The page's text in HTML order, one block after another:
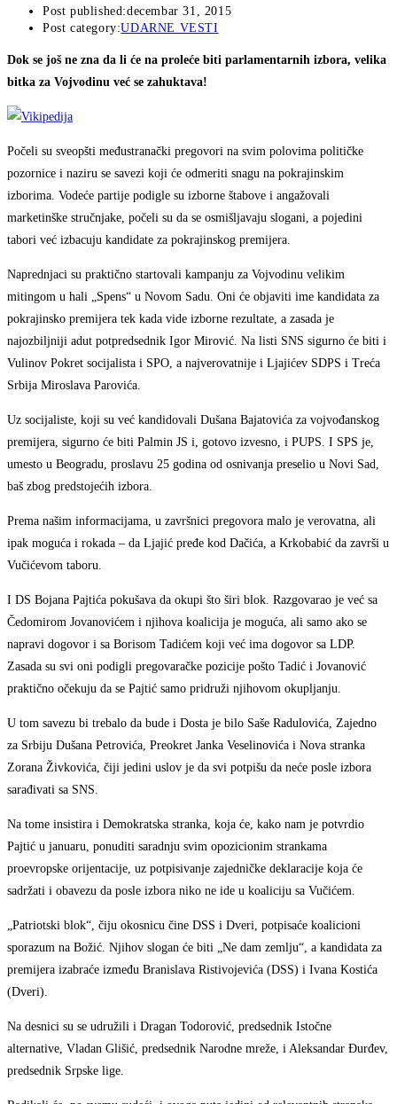
Post published:decembar 31, 2015
Post category:UDARNE VESTI
Dok se još ne zna da li će na proleće biti parlamentarnih izbora, velika
bitka za Vojvodinu već se zahuktava!
Počeli su sveopšti međustranački pregovori na svim polovima političke
pozornice i naziru se savezi koji će odmeriti snagu na pokrajinskim
izborima. Vodeće partije podigle su izborne štabove i angažovali
marketinške stručnjake, počeli su da se osmišljavaju slogani, a pojedini
tabori već izbacuju kandidate za pokrajinskog premijera.
Naprednjaci su praktično startovali kampanju za Vojvodinu velikim
mitingom u hali „Spens“ u Novom Sadu. Oni će objaviti ime kandidata za
pokrajinsko premijera tek kada vide izborne rezultate, a zasada je
najozbiljniji adut potpredsednik Igor Mirović. Na listi SNS sigurno će biti i
Vulinov Pokret socijalista i SPO, a najverovatnije i Ljajićev SDPS i Treća
Srbija Miroslava Parovića.
Uz socijaliste, koji su već kandidovali Dušana Bajatovića za vojvođanskog
premijera, sigurno će biti Palmin JS i, gotovo izvesno, i PUPS. I SPS je,
umesto u Beogradu, proslavu 25 godina od osnivanja preselio u Novi Sad,
baš zbog predstojećih izbora.
Prema našim informacijama, u završnici pregovora malo je verovatna, ali
ipak moguća i rokada – da Ljajić pređe kod Dačića, a Krkobabić da završi u
Vučićevom taboru.
I DS Bojana Pajtića pokušava da okupi što širi blok. Razgovarao je već sa
Čedomirom Jovanovićem i njihova koalicija je moguća, ali samo ako se
napravi dogovor i sa Borisom Tadićem koji već ima dogovor sa LDP.
Zasada su svi oni podigli pregovaračke pozicije pošto Tadić i Jovanović
praktično očekuju da se Pajtić samo pridruži njihovom okupljanju.
U tom savezu bi trebalo da bude i Dosta je bilo Saše Radulovića, Zajedno
za Srbiju Dušana Petrovića, Preokret Janka Veselinovića i Nova stranka
Zorana Živkovića, čiji jedini uslov je da svi potpišu da neće posle izbora
sarađivati sa SNS.
Na tome insistira i Demokratska stranka, koja će, kako nam je potvrdio
Pajtić u januaru, ponuditi saradnju svim opozicionim strankama
proevropske orijentacije, uz potpisivanje zajedničke deklaracije koja će
sadržati i obavezu da posle izbora niko ne ide u koaliciju sa Vučićem.
„Patriotski blok“, čiju okosnicu čine DSS i Dveri, potpisaće koalicioni
sporazum na Božić. Njihov slogan će biti „Ne dam zemlju“, a kandidata za
premijera izabraće između Branislava Ristivojevića (DSS) i Ivana Kostića
(Dveri).
Na desnici su se udružili i Dragan Todorović, predsednik Istočne
alternative, Vladan Glišić, predsednik Narodne mreže, i Aleksandar Đurđev,
predsednik Srpske lige.